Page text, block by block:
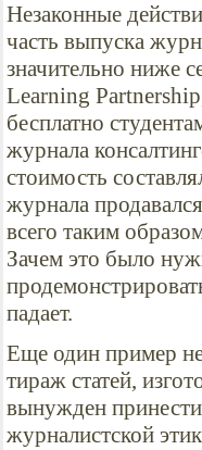
Незаконные
часть выпуска
значительно ниже
Learning
бесплатно
журнала
стоимость
журнала
всего таким
Зачем это было
падает.
Еще один пример
тираж статей,
вынужден принести
журналистской